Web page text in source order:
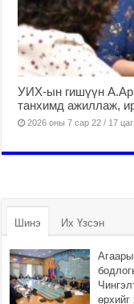
УИХ-ын гишүүн
танхимд ажиллаж,
2026 оны 7 сар 22 / 17
Шинэ Их Үзсэн